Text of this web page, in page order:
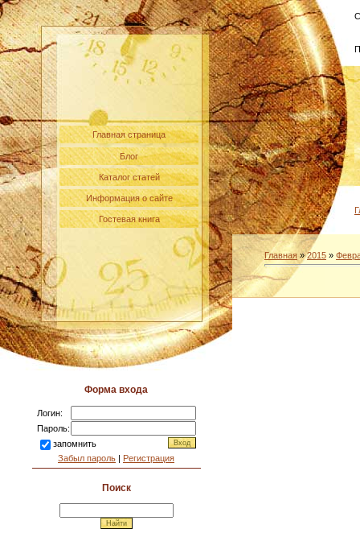
Главная страница
Блог
Каталог статей
Информация о сайте
Гостевая книга
Форма входа
Логин:
Пароль:
запомнить
Забыл пароль | Регистрация
Поиск
Главная »2015 »